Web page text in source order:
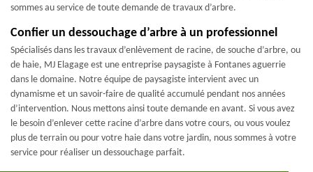
sommes au service de toute demande de travaux d’arbre.
Confier un dessouchage d’arbre à un professionnel
Spécialisés dans les travaux d’enlèvement de racine, de souche d’arbre, ou
de haie, MJ Elagage est une entreprise paysagiste à Fontanes aguerrie
dans le domaine. Notre équipe de paysagiste intervient avec un
dynamisme et un savoir-faire de qualité accumulé pendant nos années
d’intervention. Nous mettons ainsi toute demande en avant. Si vous avez
le besoin d’enlever cette racine d’arbre dans votre cours, ou vous voulez
plus de terrain ou pour votre haie dans votre jardin, nous sommes à votre
service pour réaliser un dessouchage parfait.